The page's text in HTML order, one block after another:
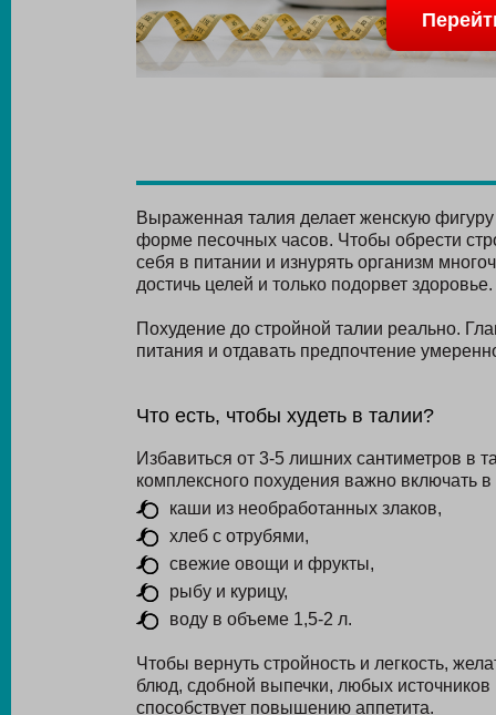
Выраженная талия делает женскую
форме песочных часов. Чтобы обрести
себя в питании и изнурять организм
достичь целей и только подорвет здоровье.
Похудение до стройной талии реально.
питания и отдавать предпочтение
Что есть, чтобы худеть в талии?
Избавиться от 3-5 лишних сантиметров в
комплексного похудения важно включать
каши из необработанных злаков,
хлеб с отрубями,
свежие овощи и фрукты,
рыбу и курицу,
воду в объеме 1,5-2 л.
Чтобы вернуть стройность и легкость,
блюд, сдобной выпечки, любых источников
способствует повышению аппетита.